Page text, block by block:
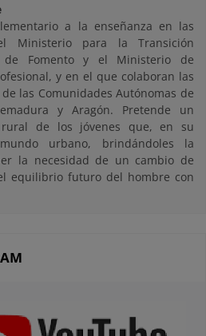
a la enseñanza en las
Ministerio para la Transición
de Fomento y el Ministerio de
y en el que colaboran las
las Comunidades Autónomas de
y Aragón. Pretende un
de los jóvenes que, en su
urbano, brindándoles la
la necesidad de un cambio de
equilibrio futuro del hombre con